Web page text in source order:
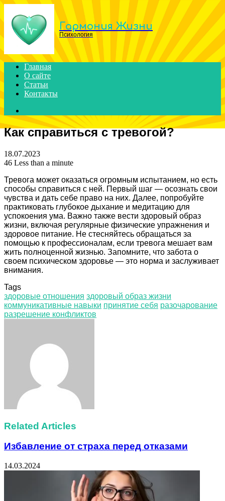
Menu
Гармония Жизни
Психология
Главная
О сайте
Статьи
Контакты
for
Как справиться с тревогой?
18.07.2023
46 Less than a minute
Тревога может оказаться огромным испытанием, но есть
способы справиться с ней. Первый шаг — осознать свои
чувства и дать себе право на них. Далее, попробуйте
практиковать глубокое дыхание и медитацию для
успокоения ума. Важно также вести здоровый образ
жизни, включая регулярные физические упражнения и
здоровое питание. Не стесняйтесь обращаться за
помощью к профессионалам, если тревога мешает вам
жить полноценной жизнью. Запомните, что забота о
своем психическом здоровье — это норма и заслуживает
внимания.
Tags
здоровые отношения здоровый образ жизни
коммуникативные навыки принятие себя разочарование
разрешение конфликтов
Related Articles
Избавление от страха перед отказами
14.03.2024